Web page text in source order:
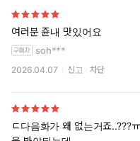
여러분 쥰내 맛있어요
soh***
2026.04.07 신고 차단
ㄷ다음화가 왜 없는거죠..???